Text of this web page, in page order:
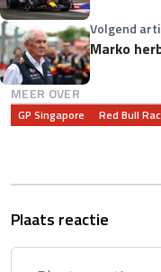
Volgend
Marko
MEER OVER
GP Singapore Red Bull
Plaats reactie